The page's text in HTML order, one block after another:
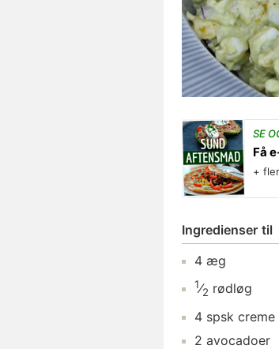
SE
Få
+
Ingredienser til
4 æg
1⁄2 rødløg
4 spsk creme
2 avocadoer